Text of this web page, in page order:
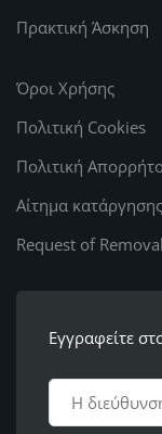
Πρακτική Άσκηση
Όροι Χρήσης
Πολιτική Cookies
Πολιτική
Αίτημα
Request of Removal
Εγγραφείτε